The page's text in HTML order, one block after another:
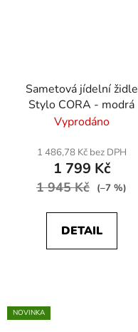
Sametová jídelní židle
Stylo CORA - modrá
Vyprodáno
1 486,78 Kč bez DPH
1 799 Kč
1 945 Kč (–7 %)
DETAIL
NOVINKA